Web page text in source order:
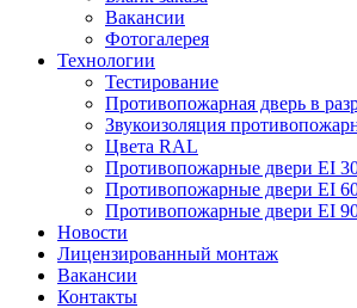
Вакансии
Фотогалерея
Технологии
Тестирование
Противопожарная дверь в
Звукоизоляция
Цвета RAL
Противопожарные двери EI
Противопожарные двери EI
Противопожарные двери EI
Новости
Лицензированный монтаж
Вакансии
Контакты